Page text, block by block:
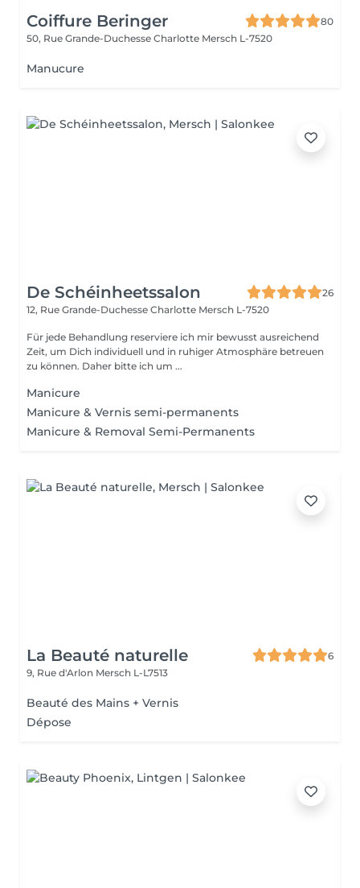
Coiffure Beringer
80
50, Rue Grande-Duchesse Charlotte Mersch L-7520
Manucure
De Schéinheetssalon
26
12, Rue Grande-Duchesse Charlotte Mersch L-7520
Für jede Behandlung reserviere ich mir bewusst ausreichend
Zeit, um Dich individuell und in ruhiger Atmosphäre betreuen
zu können. Daher bitte ich um ...
Manicure
Manicure & Vernis semi-permanents
Manicure & Removal Semi-Permanents
La Beauté naturelle
6
9, Rue d'Arlon Mersch L-L7513
Beauté des Mains + Vernis
Dépose